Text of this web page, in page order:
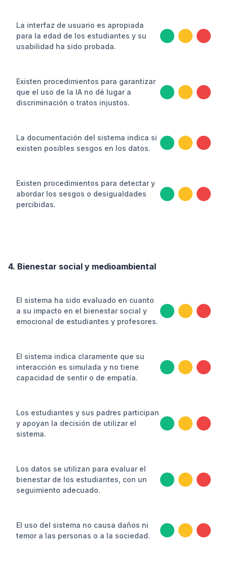
La interfaz de usuario es apropiada
para la edad de los estudiantes y su
usabilidad ha sido probada.
Existen procedimientos para garantizar
que el uso de la IA no dé lugar a
discriminación o tratos injustos.
La documentación del sistema indica si
existen posibles sesgos en los datos.
Existen procedimientos para detectar y
abordar los sesgos o desigualdades
percibidas.
4. Bienestar social y medioambiental
El sistema ha sido evaluado en cuanto
a su impacto en el bienestar social y
emocional de estudiantes y profesores.
El sistema indica claramente que su
interacción es simulada y no tiene
capacidad de sentir o de empatía.
Los estudiantes y sus padres participan
y apoyan la decisión de utilizar el
sistema.
Los datos se utilizan para evaluar el
bienestar de los estudiantes, con un
seguimiento adecuado.
El uso del sistema no causa daños ni
temor a las personas o a la sociedad.